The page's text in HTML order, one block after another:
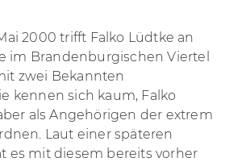
2000 trifft Falko Lüdtke an
im Brandenburgischen Viertel
zwei Bekannten
kennen sich kaum, Falko
als Angehörigen der extrem
Laut einer späteren
es mit diesem bereits vorher